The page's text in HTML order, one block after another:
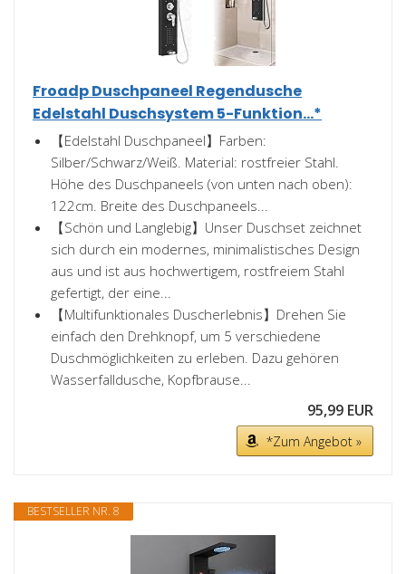
Froadp Duschpaneel Regendusche
Edelstahl Duschsystem 5-Funktion...*
【Edelstahl Duschpaneel】Farben:
Silber/Schwarz/Weiß. Material: rostfreier Stahl.
Höhe des Duschpaneels (von unten nach oben):
122cm. Breite des Duschpaneels...
【Schön und Langlebig】Unser Duschset zeichnet
sich durch ein modernes, minimalistisches Design
aus und ist aus hochwertigem, rostfreiem Stahl
gefertigt, der eine...
【Multifunktionales Duscherlebnis】Drehen Sie
einfach den Drehknopf, um 5 verschiedene
Duschmöglichkeiten zu erleben. Dazu gehören
Wasserfalldusche, Kopfbrause...
95,99 EUR
*Zum Angebot »
BESTSELLER NR. 8